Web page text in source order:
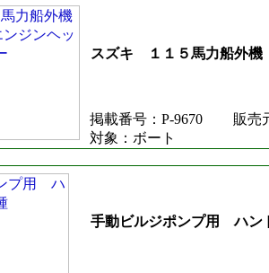
スズキ １１５馬力船外機
掲載番号：P-9670
販売
対象：ボート
手動ビルジポンプ用 ハ